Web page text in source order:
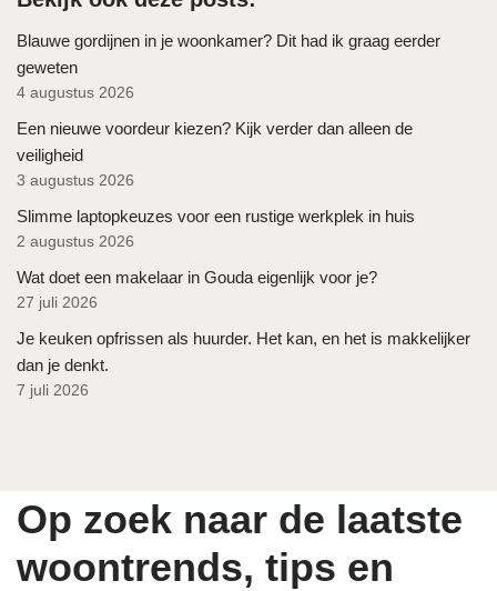
Blauwe gordijnen in je woonkamer? Dit had ik graag eerder
geweten
4 augustus 2026
Een nieuwe voordeur kiezen? Kijk verder dan alleen de
veiligheid
3 augustus 2026
Slimme laptopkeuzes voor een rustige werkplek in huis
2 augustus 2026
Wat doet een makelaar in Gouda eigenlijk voor je?
27 juli 2026
Je keuken opfrissen als huurder. Het kan, en het is makkelijker
dan je denkt.
7 juli 2026
Op zoek naar de laatste
woontrends, tips en